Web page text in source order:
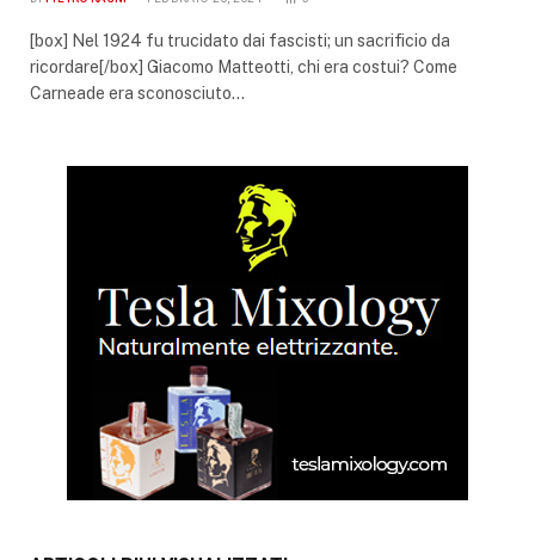
[box] Nel 1924 fu trucidato dai fascisti; un sacrificio da
ricordare[/box] Giacomo Matteotti, chi era costui? Come
Carneade era sconosciuto…